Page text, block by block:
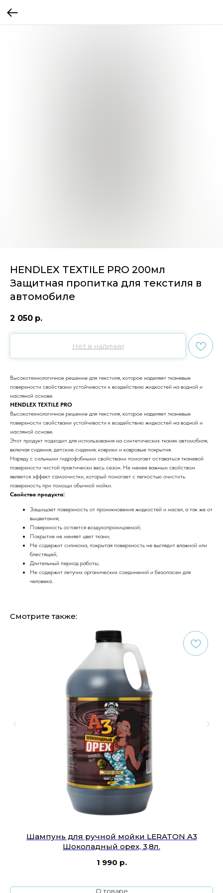
HENDLEX TEXTILE PRO 200мл
Защитная пропитка для текстиля в
автомобиле
2 050 р.
Нет в наличии
Высокотехнологичное решение для текстиля, которое наделяет тканевые
поверхности свойствами устойчивости к воздействию жидкостей на водной и
масляной основе.
HENDLEX TEXTILE PRO
Высокотехнологичное решение для текстиля, которое наделяет тканевые
поверхности свойствами устойчивости к воздействию жидкостей на водной и
масляной основе.
Этот продукт подходит для использования на синтетических тканях автомобиля,
включая сидения, детские сидения, коврики и ковровые покрытия.
Наряду с сильными гидрофобными свойствами помогает оставаться тканевой
поверхности чистой практически весь сезон. Не менее важным свойством
является эффект самоочистки, который помогает с легкостью очистить
поверхность при помощи обычной мойки.
Свойства продукта:
Защищает поверхность от проникновения жидкостей и масел, а так же от
выцветания;
Поверхность остается воздухопроницаемой;
Покрытие не меняет цвет ткани;
Не содержит силикона, покрытая поверхность не выглядит влажной или
блестящей;
Длительный период работы;
Не содержит летучих органических соединений и безопасен для
человека.
Смотрите также:
Шампунь для ручной мойки LERATON A3
Шоколадный орех, 3,8л.
1 990 р.
О товаре